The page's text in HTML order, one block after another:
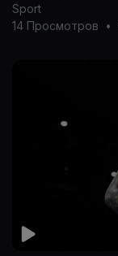
Sport
14 Просмотров
•